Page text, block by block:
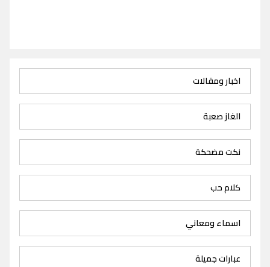
اخبار ومقالات
الغاز صعبة
نكت مضحكة
كلام حب
اسماء ومعاني
عبارات جميلة